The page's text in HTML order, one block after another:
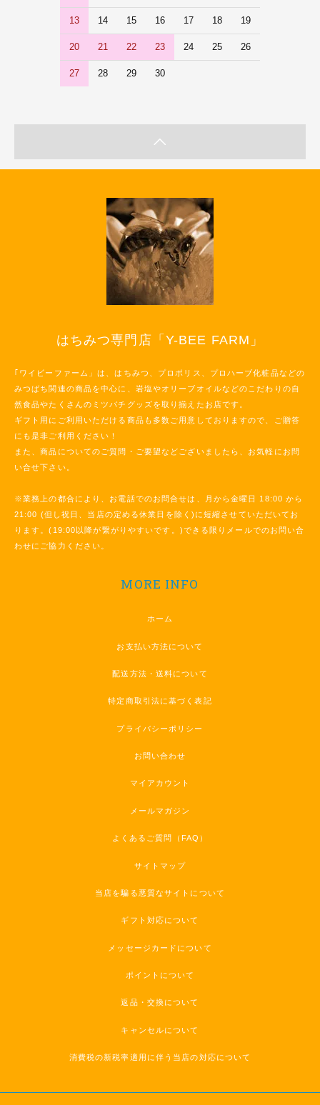
13 14 15 16 17 18 19
20 21 22 23 24 25 26
27 28 29 30
はちみつ専門店「Y-BEE FARM」
｢ワイビーファーム」は、はちみつ、プロポリス、プロハーブ化粧品などの
みつばち関連の商品を中心に、岩塩やオリーブオイルなどのこだわりの自
然食品やたくさんのミツバチグッズを取り揃えたお店です。
ギフト用にご利用いただける商品も多数ご用意しておりますので、ご贈答
にも是非ご利用ください！
また、商品についてのご質問・ご要望などございましたら、お気軽にお問
い合せ下さい。
※業務上の都合により、お電話でのお問合せは、月から金曜日 18:00 から
21:00 (但し祝日、当店の定める休業日を除く)に短縮させていただいてお
ります。(19:00以降が繋がりやすいです。)できる限りメールでのお問い合
わせにご協力ください。
MORE INFO
ホーム
お支払い方法について
配送方法・送料について
特定商取引法に基づく表記
プライバシーポリシー
お問い合わせ
マイアカウント
メールマガジン
よくあるご質問（FAQ）
サイトマップ
当店を騙る悪質なサイトについて
ギフト対応について
メッセージカードについて
ポイントについて
返品・交換について
キャンセルについて
消費税の新税率適用に伴う当店の対応について